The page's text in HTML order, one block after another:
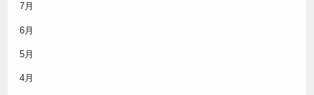
7月
6月
5月
4月